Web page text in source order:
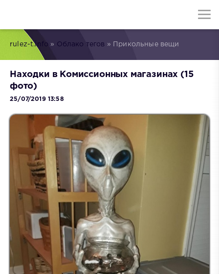
rulez-t.info » Облако тегов » Прикольные вещи
Находки в Комиссионных магазинах (15
фото)
25/07/2019 13:58